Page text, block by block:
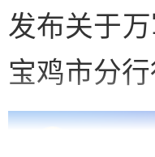
发布关于
宝鸡市分